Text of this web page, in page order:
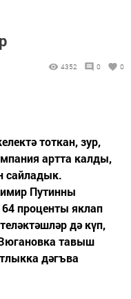
4352 0 0
тоткан, зур,
артта калды,
сайладык.
Путинны
проценты яклап
дә күп,
тавыш
дәгъва